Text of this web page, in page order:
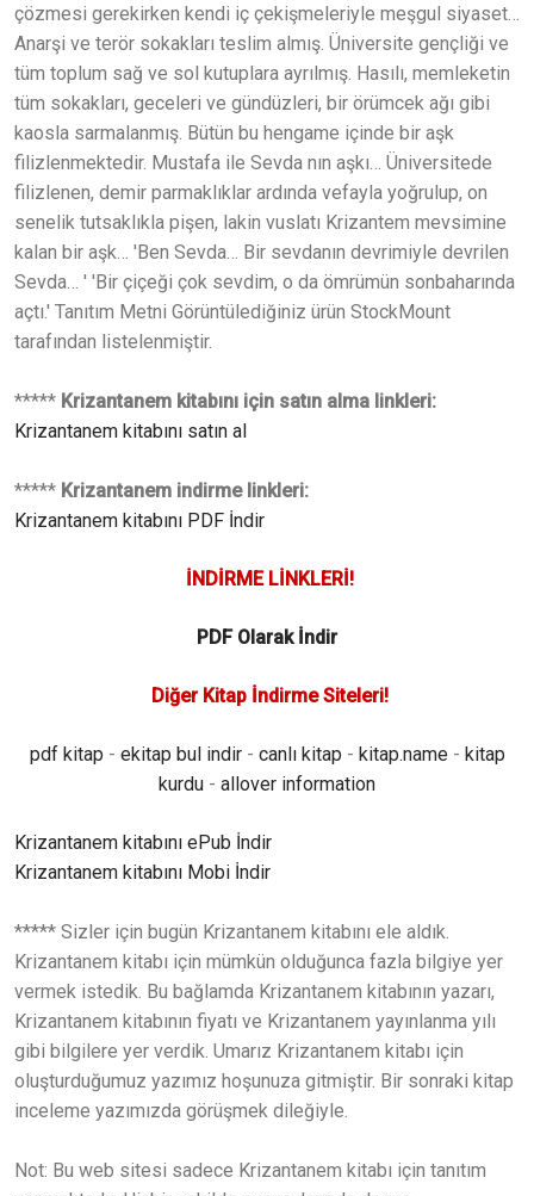
çözmesi gerekirken kendi iç çekişmeleriyle meşgul siyaset…
Anarşi ve terör sokakları teslim almış. Üniversite gençliği ve
tüm toplum sağ ve sol kutuplara ayrılmış. Hasılı, memleketin
tüm sokakları, geceleri ve gündüzleri, bir örümcek ağı gibi
kaosla sarmalanmış. Bütün bu hengame içinde bir aşk
filizlenmektedir. Mustafa ile Sevda nın aşkı… Üniversitede
filizlenen, demir parmaklıklar ardında vefayla yoğrulup, on
senelik tutsaklıkla pişen, lakin vuslatı Krizantem mevsimine
kalan bir aşk… 'Ben Sevda… Bir sevdanın devrimiyle devrilen
Sevda… ' 'Bir çiçeği çok sevdim, o da ömrümün sonbaharında
açtı.' Tanıtım Metni Görüntülediğiniz ürün StockMount
tarafından listelenmiştir.
***** Krizantanem kitabını için satın alma linkleri:
Krizantanem kitabını satın al
***** Krizantanem indirme linkleri:
Krizantanem kitabını PDF İndir
İNDİRME LİNKLERİ!
PDF Olarak İndir
Diğer Kitap İndirme Siteleri!
pdf kitap - ekitap bul indir- canlı kitap - kitap.name- kitap
kurdu - allover information
Krizantanem kitabını ePub İndir
Krizantanem kitabını Mobi İndir
***** Sizler için bugün Krizantanem kitabını ele aldık.
Krizantanem kitabı için mümkün olduğunca fazla bilgiye yer
vermek istedik. Bu bağlamda Krizantanem kitabının yazarı,
Krizantanem kitabının fiyatı ve Krizantanem yayınlanma yılı
gibi bilgilere yer verdik. Umarız Krizantanem kitabı için
oluşturduğumuz yazımız hoşunuza gitmiştir. Bir sonraki kitap
inceleme yazımızda görüşmek dileğiyle.
Not: Bu web sitesi sadece Krizantanem kitabı için tanıtım